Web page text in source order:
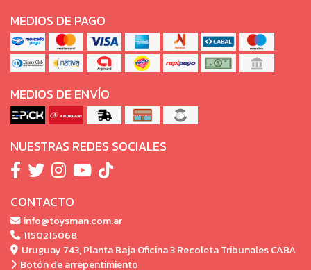
MEDIOS DE PAGO
MEDIOS DE ENVÍO
NUESTRAS REDES SOCIALES
CONTACTO
info@toysman.com.ar
1150215068
Uruguay 743, Planta Baja Oficina 3 Recoleta Tribunales CABA
Botón de arrepentimiento